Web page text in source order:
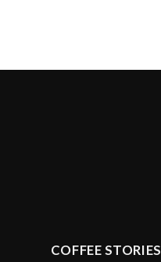
COFFEE STORIES